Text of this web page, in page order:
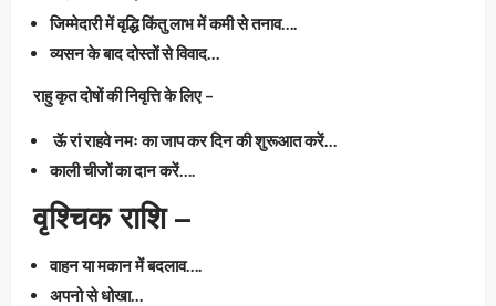
जिम्मेदारी में वृद्धि किंतु लाभ में कमी से तनाव….
व्यसन के बाद दोस्तों से विवाद…
राहु कृत दोषों की निवृत्ति के लिए –
ऊॅ रां राहवे नमः का जाप कर दिन की शुरूआत करें…
काली चीजों का दान करें….
वृश्चिक राशि –
वाहन या मकान में बदलाव….
अपनो से धोखा…